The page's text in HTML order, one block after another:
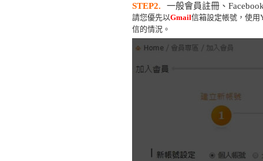
STEP2. 一般會員註冊、
請您優先以Gmail信箱設定帳號，使用
信的情況。